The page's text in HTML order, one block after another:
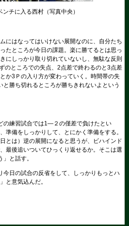
チに入る西村（写真中央）
にはなってはいけない展開なのに、自分たち
たところが今日の課題。楽に勝てるとは思っ
にしっかり取り切れていないし、無駄な反則
のところでの失点、2点差で終わるのと3点差
か3Ｐの入り方が変わっていく。時間帯の失
勝ち切れるところが勝ちきれないよという
の練習試合では1―２の僅差で負けたとい
準備をしっかりして、とにかく準備をする。
とは）逆の展開になると思うが、ビハインド
最後追いついてひっくり返せるか。そこは選
と話す。
今日の試合の反省をして、しっかりもっとハ
と意気込んだ。